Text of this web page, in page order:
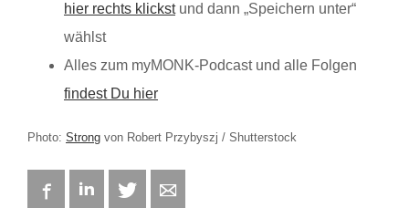
hier rechts klickstund dann „Speichern unter“
wählst
Alles zum myMONK-Podcast und alle Folgen
findest Du hier
Photo: Strong von Robert Przybyszj / Shutterstock
FacebookLinkedIn Twitter